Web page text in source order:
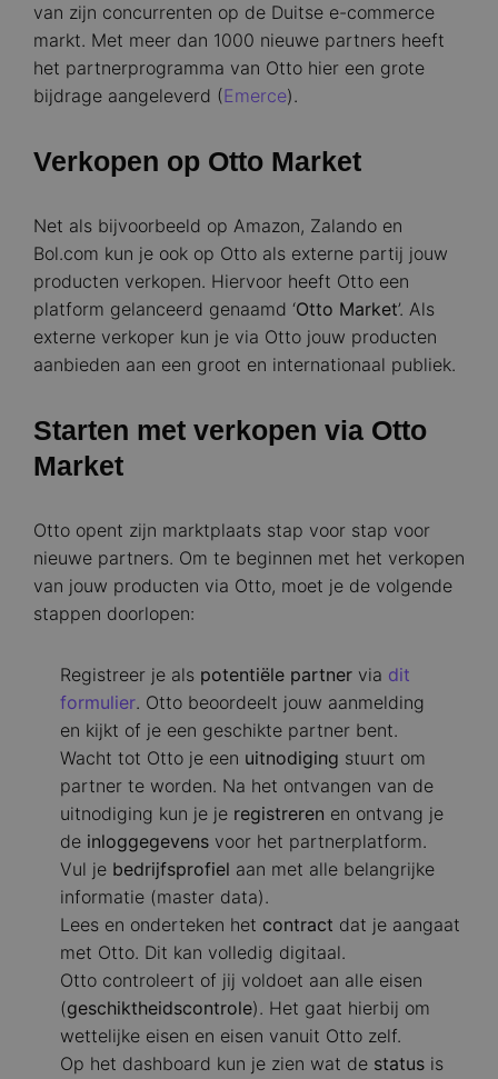
van zijn concurrenten op de Duitse e-commerce
markt. Met meer dan 1000 nieuwe partners heeft
het partnerprogramma van Otto hier een grote
bijdrage aangeleverd (Emerce).
Verkopen op Otto Market
Net als bijvoorbeeld op Amazon, Zalando en
Bol.com kun je ook op Otto als externe partij jouw
producten verkopen. Hiervoor heeft Otto een
platform gelanceerd genaamd ‘Otto Market’. Als
externe verkoper kun je via Otto jouw producten
aanbieden aan een groot en internationaal publiek.
Starten met verkopen via Otto
Market
Otto opent zijn marktplaats stap voor stap voor
nieuwe partners. Om te beginnen met het verkopen
van jouw producten via Otto, moet je de volgende
stappen doorlopen:
Registreer je als potentiële partner via dit
formulier. Otto beoordeelt jouw aanmelding
en kijkt of je een geschikte partner bent.
Wacht tot Otto je een uitnodiging stuurt om
partner te worden. Na het ontvangen van de
uitnodiging kun je je registreren en ontvang je
de inloggegevens voor het partnerplatform.
Vul je bedrijfsprofiel aan met alle belangrijke
informatie (master data).
Lees en onderteken het contract dat je aangaat
met Otto. Dit kan volledig digitaal.
Otto controleert of jij voldoet aan alle eisen
(geschiktheidscontrole). Het gaat hierbij om
wettelijke eisen en eisen vanuit Otto zelf.
Op het dashboard kun je zien wat de status is